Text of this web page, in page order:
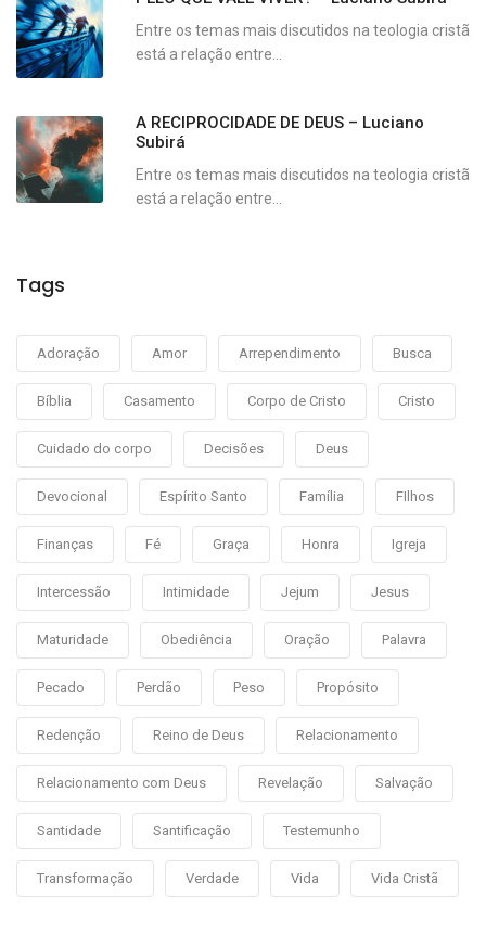
Entre os temas mais discutidos na teologia cristã
está a relação entre...
A RECIPROCIDADE DE DEUS – Luciano
Subirá
Entre os temas mais discutidos na teologia cristã
está a relação entre...
Tags
Adoração Amor Arrependimento Busca
Bíblia Casamento Corpo de Cristo Cristo
Cuidado do corpo Decisões Deus
Devocional Espírito Santo Família FIlhos
Finanças Fé Graça Honra Igreja
Intercessão Intimidade Jejum Jesus
Maturidade Obediência Oração Palavra
Pecado Perdão Peso Propósito
Redenção Reino de Deus Relacionamento
Relacionamento com Deus Revelação Salvação
Santidade Santificação Testemunho
Transformação Verdade Vida Vida Cristã